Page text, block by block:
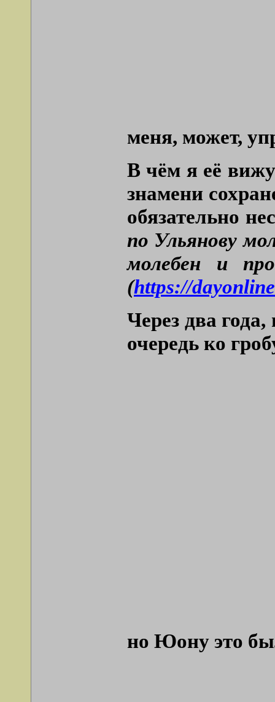
меня, может,
В чём я её
знамени
обязательно
по Ульянову
молебен и
(https://
Через два
очередь ко
но Юону это